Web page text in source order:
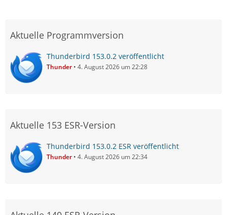
Aktuelle Programmversion
Thunderbird 153.0.2 veröffentlicht
Thunder 4. August 2026 um 22:28
Aktuelle 153 ESR-Version
Thunderbird 153.0.2 ESR veröffentlicht
Thunder 4. August 2026 um 22:34